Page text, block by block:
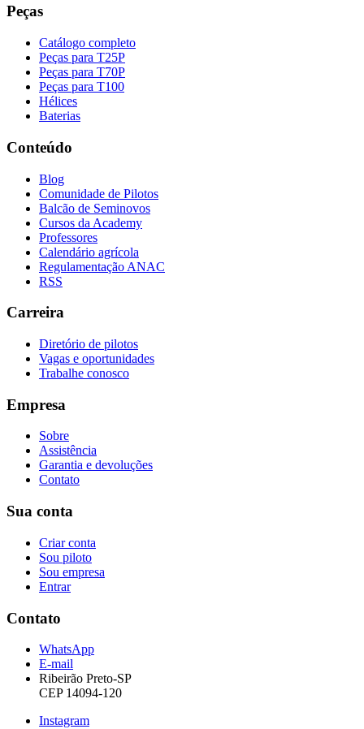
Peças
Catálogo completo
Peças para T25P
Peças para T70P
Peças para T100
Hélices
Baterias
Conteúdo
Blog
Comunidade de Pilotos
Balcão de Seminovos
Cursos da Academy
Professores
Calendário agrícola
Regulamentação ANAC
RSS
Carreira
Diretório de pilotos
Vagas e oportunidades
Trabalhe conosco
Empresa
Sobre
Assistência
Garantia e devoluções
Contato
Sua conta
Criar conta
Sou piloto
Sou empresa
Entrar
Contato
WhatsApp
E-mail
Ribeirão Preto-SP
CEP 14094-120
Instagram